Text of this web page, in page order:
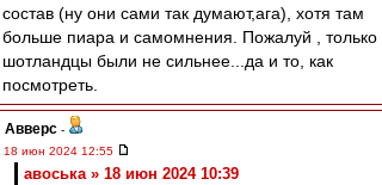
состав (ну они сами так думают,ага), хотя там
больше пиара и самомнения. Пожалуй , только
шотландцы были не сильнее...да и то, как
посмотреть.
Авверс -
18 июн 2024 12:55
авоська » 18 июн 2024 10:39